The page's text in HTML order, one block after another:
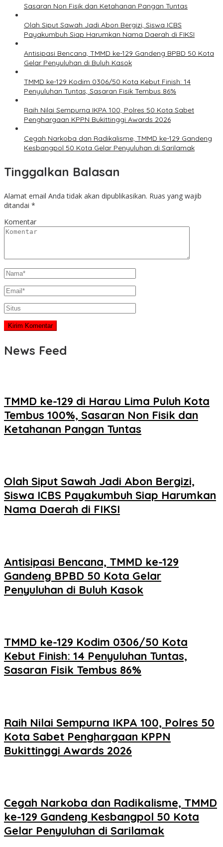
Sasaran Non Fisik dan Ketahanan Pangan Tuntas
Olah Siput Sawah Jadi Abon Bergizi, Siswa ICBS
Payakumbuh Siap Harumkan Nama Daerah di FIKSI
Antisipasi Bencana, TMMD ke-129 Gandeng BPBD 50 Kota
Gelar Penyuluhan di Buluh Kasok
TMMD ke-129 Kodim 0306/50 Kota Kebut Finish: 14
Penyuluhan Tuntas, Sasaran Fisik Tembus 86%
Raih Nilai Sempurna IKPA 100, Polres 50 Kota Sabet
Penghargaan KPPN Bukittinggi Awards 2026
Cegah Narkoba dan Radikalisme, TMMD ke-129 Gandeng
Kesbangpol 50 Kota Gelar Penyuluhan di Sarilamak
Tinggalkan Balasan
Alamat email Anda tidak akan dipublikasikan. Ruas yang wajib
ditandai *
Komentar
News Feed
TMMD ke-129 di Harau Lima Puluh Kota
Tembus 100%, Sasaran Non Fisik dan
Ketahanan Pangan Tuntas
Olah Siput Sawah Jadi Abon Bergizi,
Siswa ICBS Payakumbuh Siap Harumkan
Nama Daerah di FIKSI
Antisipasi Bencana, TMMD ke-129
Gandeng BPBD 50 Kota Gelar
Penyuluhan di Buluh Kasok
TMMD ke-129 Kodim 0306/50 Kota
Kebut Finish: 14 Penyuluhan Tuntas,
Sasaran Fisik Tembus 86%
Raih Nilai Sempurna IKPA 100, Polres 50
Kota Sabet Penghargaan KPPN
Bukittinggi Awards 2026
Cegah Narkoba dan Radikalisme, TMMD
ke-129 Gandeng Kesbangpol 50 Kota
Gelar Penyuluhan di Sarilamak